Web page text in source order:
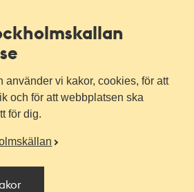
använder vi kakor, cookies, för att
och för att webbplatsen ska
för dig.